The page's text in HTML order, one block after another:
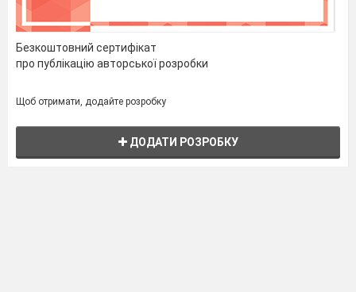
Безкоштовний сертифікат
про публікацію авторської розробки
Щоб отримати, додайте розробку
ДОДАТИ РОЗРОБКУ